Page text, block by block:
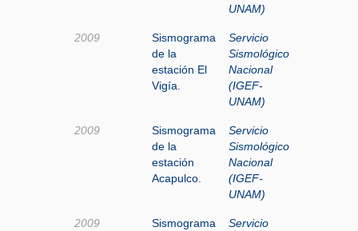
UNAM)
2009
Sismograma
de la
estación El
Vigía.
Servicio
Sismológico
Nacional
(IGEF-
UNAM)
2009
Sismograma
de la
estación
Acapulco.
Servicio
Sismológico
Nacional
(IGEF-
UNAM)
2009
Sismograma
Servicio